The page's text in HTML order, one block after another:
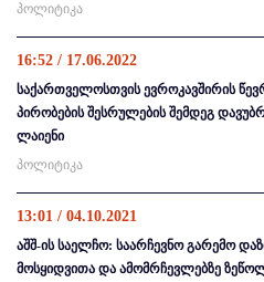
პოლიტიკა
16:52 / 17.06.2022
საქართველოსთვის ევროკავშირის
პირობების შესრულების შემდეგ
ლაიენი
პოლიტიკა
13:01 / 04.10.2021
აშშ-ის საელჩო: საარჩევნო გარემო
მოსყიდვითა და ამომრჩევლებზე